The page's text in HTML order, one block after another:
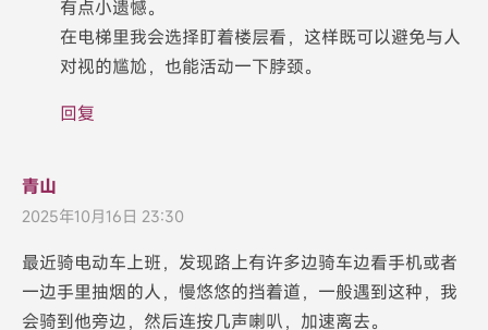
有点小遗憾。
在电梯里我会选择盯着楼层看，这样既可以避免与人
对视的尴尬，也能活动一下脖颈。
回复
青山
2025年10月16日 23:30
最近骑电动车上班，发现路上有许多边骑车边看手机或者
一边手里抽烟的人，慢悠悠的挡着道，一般遇到这种，我
会骑到他旁边，然后连按几声喇叭，加速离去。